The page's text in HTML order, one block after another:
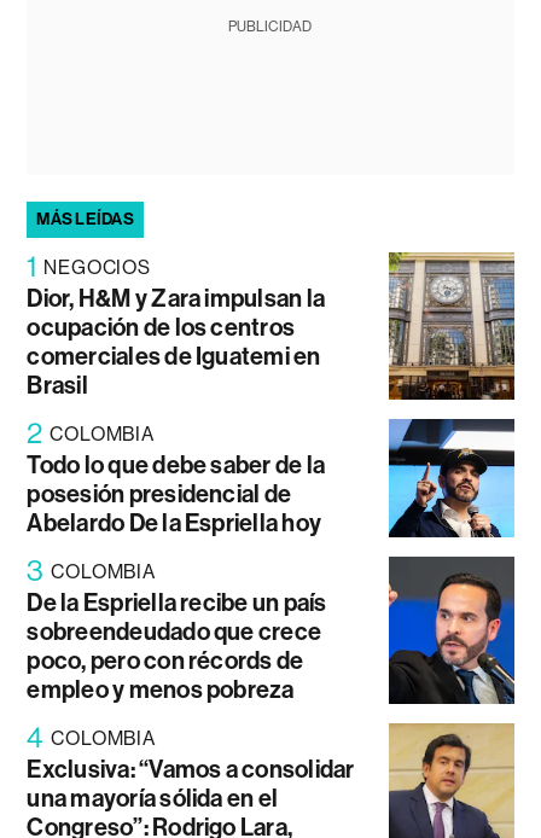
PUBLICIDAD
MÁS LEÍDAS
1 NEGOCIOS
Dior, H&M y Zara impulsan la
ocupación de los centros
comerciales de Iguatemi en
Brasil
2 COLOMBIA
Todo lo que debe saber de la
posesión presidencial de
Abelardo De la Espriella hoy
3 COLOMBIA
De la Espriella recibe un país
sobreendeudado que crece
poco, pero con récords de
empleo y menos pobreza
4 COLOMBIA
Exclusiva: “Vamos a consolidar
una mayoría sólida en el
Congreso”: Rodrigo Lara,